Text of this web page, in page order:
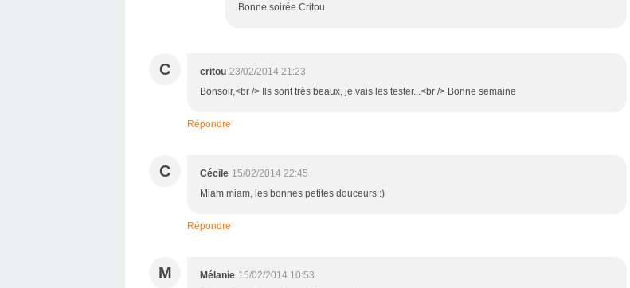
Bonne soirée Critou
C critou 23/02/2014 21:23
Bonsoir,<br /> Ils sont très beaux, je vais les tester...<br /> Bonne semaine
Répondre
C Cécile 15/02/2014 22:45
Miam miam, les bonnes petites douceurs :)
Répondre
M Mélanie 15/02/2014 10:53